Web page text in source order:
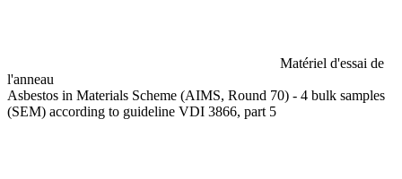
Matériel d'essai de
l'anneau
Asbestos in Materials Scheme (AIMS, Round 70) - 4 bulk samples
(SEM) according to guideline VDI 3866, part 5